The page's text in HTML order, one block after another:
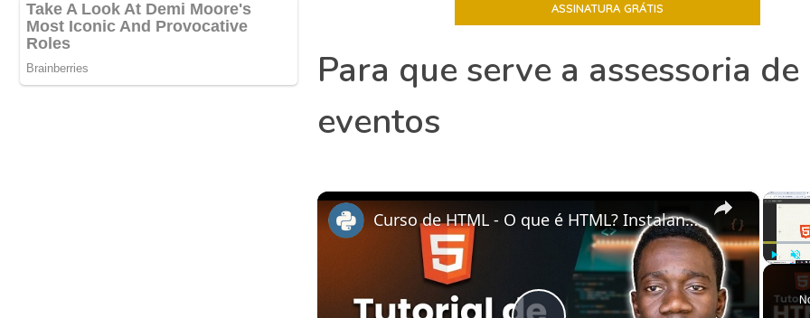
Para que serve a assessoria de
eventos
×
Curso de HTML - O que é HTML? Instalando o VSCODE